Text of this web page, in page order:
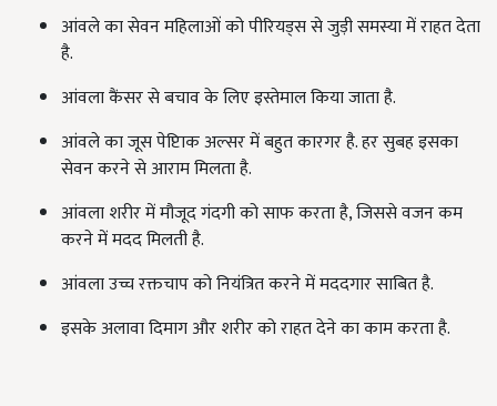
आंवले का सेवन महिलाओं को पीरियड्स से जुड़ी समस्या में राहत देता
है.
आंवला कैंसर से बचाव के लिए इस्तेमाल किया जाता है.
आंवले का जूस पेप्टिाक अल्सर में बहुत कारगर है. हर सुबह इसका
सेवन करने से आराम मिलता है.
आंवला शरीर में मौजूद गंदगी को साफ करता है, जिससे वजन कम
करने में मदद मिलती है.
आंवला उच्च रक्तचाप को नियंत्रित करने में मददगार साबित है.
इसके अलावा दिमाग और शरीर को राहत देने का काम करता है.